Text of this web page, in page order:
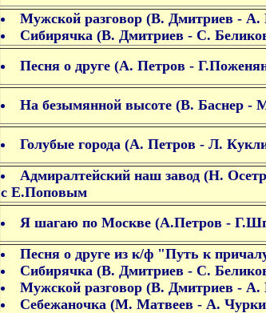
Мужской разговор (В. Дмитриев -
Сибирячка (В. Дмитриев - С.
Песня о друге (А. Петров -
На безымянной высоте (В. Баснер -
Голубые города (А. Петров - Л.
Адмиралтейский наш завод (Н.
с Е.Поповым
Я шагаю по Москве (А.Петров -
Песня о друге из к/ф "Путь к
Сибирячка (В. Дмитриев - С.
Мужской разговор (В. Дмитриев -
Себежаночка (М. Матвеев - А.